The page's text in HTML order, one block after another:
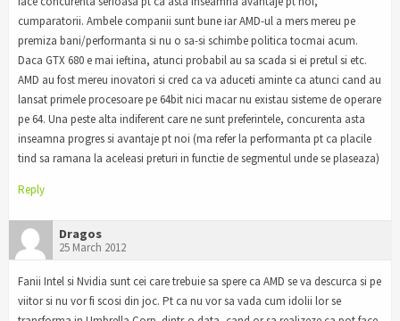
cumparatorii. Ambele companii sunt bune iar AMD-ul a mers mereu pe
premiza bani/performanta si nu o sa-si schimbe politica tocmai acum.
Daca GTX 680 e mai ieftina, atunci probabil au sa scada si ei pretul si etc.
AMD au fost mereu inovatori si cred ca va aduceti aminte ca atunci cand au
lansat primele procesoare pe 64bit nici macar nu existau sisteme de operare
pe 64. Una peste alta indiferent care ne sunt preferintele, concurenta asta
inseamna progres si avantaje pt noi (ma refer la performanta pt ca placile
tind sa ramana la aceleasi preturi in functie de segmentul unde se plaseaza)
Reply
Dragos
25 March 2012
Fanii Intel si Nvidia sunt cei care trebuie sa spere ca AMD se va descurca si pe
viitor si nu vor fi scosi din joc. Pt ca nu vor sa vada cum idolii lor se